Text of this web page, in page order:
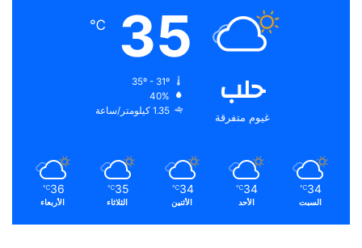
حلب
غيوم متفرقة
35
℃
40%
1.35 كيلومتر/ساعة
34
℃
السبت
34
℃
الأحد
34
℃
الأثنين
35
℃
الثلاثاء
36
℃
الأربعاء